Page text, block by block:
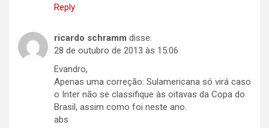
Reply
ricardo schramm disse:
28 de outubro de 2013 às 15:06
Evandro,
Apenas uma correção: Sulamericana só virá caso
o Inter não se classifique às oitavas da Copa do
Brasil, assim como foi neste ano.
abs